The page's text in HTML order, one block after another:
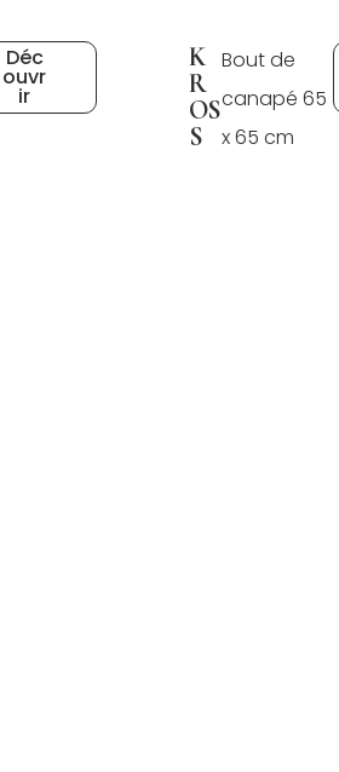
Déc
ouvr
ir
K
R
OS
S
Bout de
canapé 65
x 65 cm